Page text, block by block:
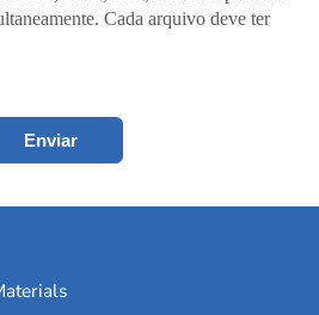
Cada arquivo deve ter
Enviar